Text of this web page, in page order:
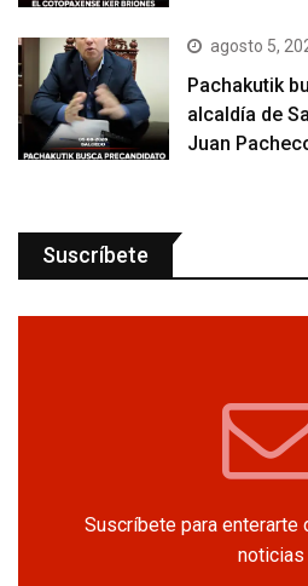
agosto 5,
Pachakutik
alcaldía de
Juan
Suscríbete
Suscríbete para enterarte
noticias